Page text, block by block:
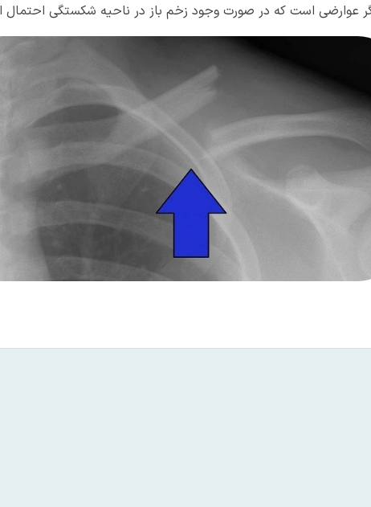
عوارضی است که در صورت وجود زخم باز در ناحیه شکستگی احتمال